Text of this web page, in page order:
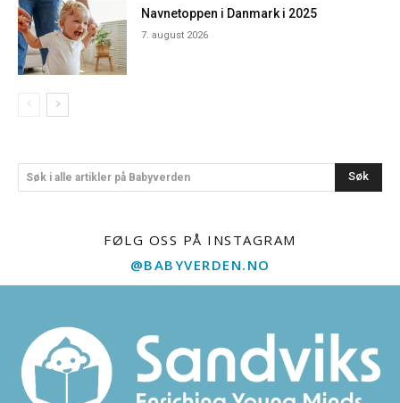
Navnetoppen i Danmark i 2025
7. august 2026
Søk i alle artikler på Babyverden Søk
FØLG OSS PÅ INSTAGRAM
@BABYVERDEN.NO